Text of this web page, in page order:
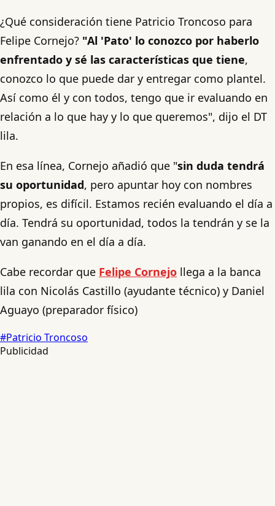
¿Qué consideración tiene Patricio Troncoso para
Felipe Cornejo? "Al 'Pato' lo conozco por haberlo
enfrentado y sé las características que tiene,
conozco lo que puede dar y entregar como plantel.
Así como él y con todos, tengo que ir evaluando en
relación a lo que hay y lo que queremos", dijo el DT
lila.
En esa línea, Cornejo añadió que "sin duda tendrá
su oportunidad, pero apuntar hoy con nombres
propios, es difícil. Estamos recién evaluando el día a
día. Tendrá su oportunidad, todos la tendrán y se la
van ganando en el día a día.
Cabe recordar que Felipe Cornejo llega a la banca
lila con Nicolás Castillo (ayudante técnico) y Daniel
Aguayo (preparador físico)
#Patricio Troncoso
Publicidad